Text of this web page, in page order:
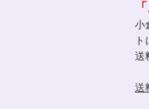
小
送
送